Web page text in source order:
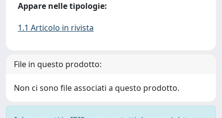
Appare nelle tipologie:
1.1 Articolo in rivista
File in questo prodotto:
Non ci sono file associati a questo prodotto.